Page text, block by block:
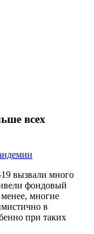
всех
вызвали много
фондовый
многие
в
при таких